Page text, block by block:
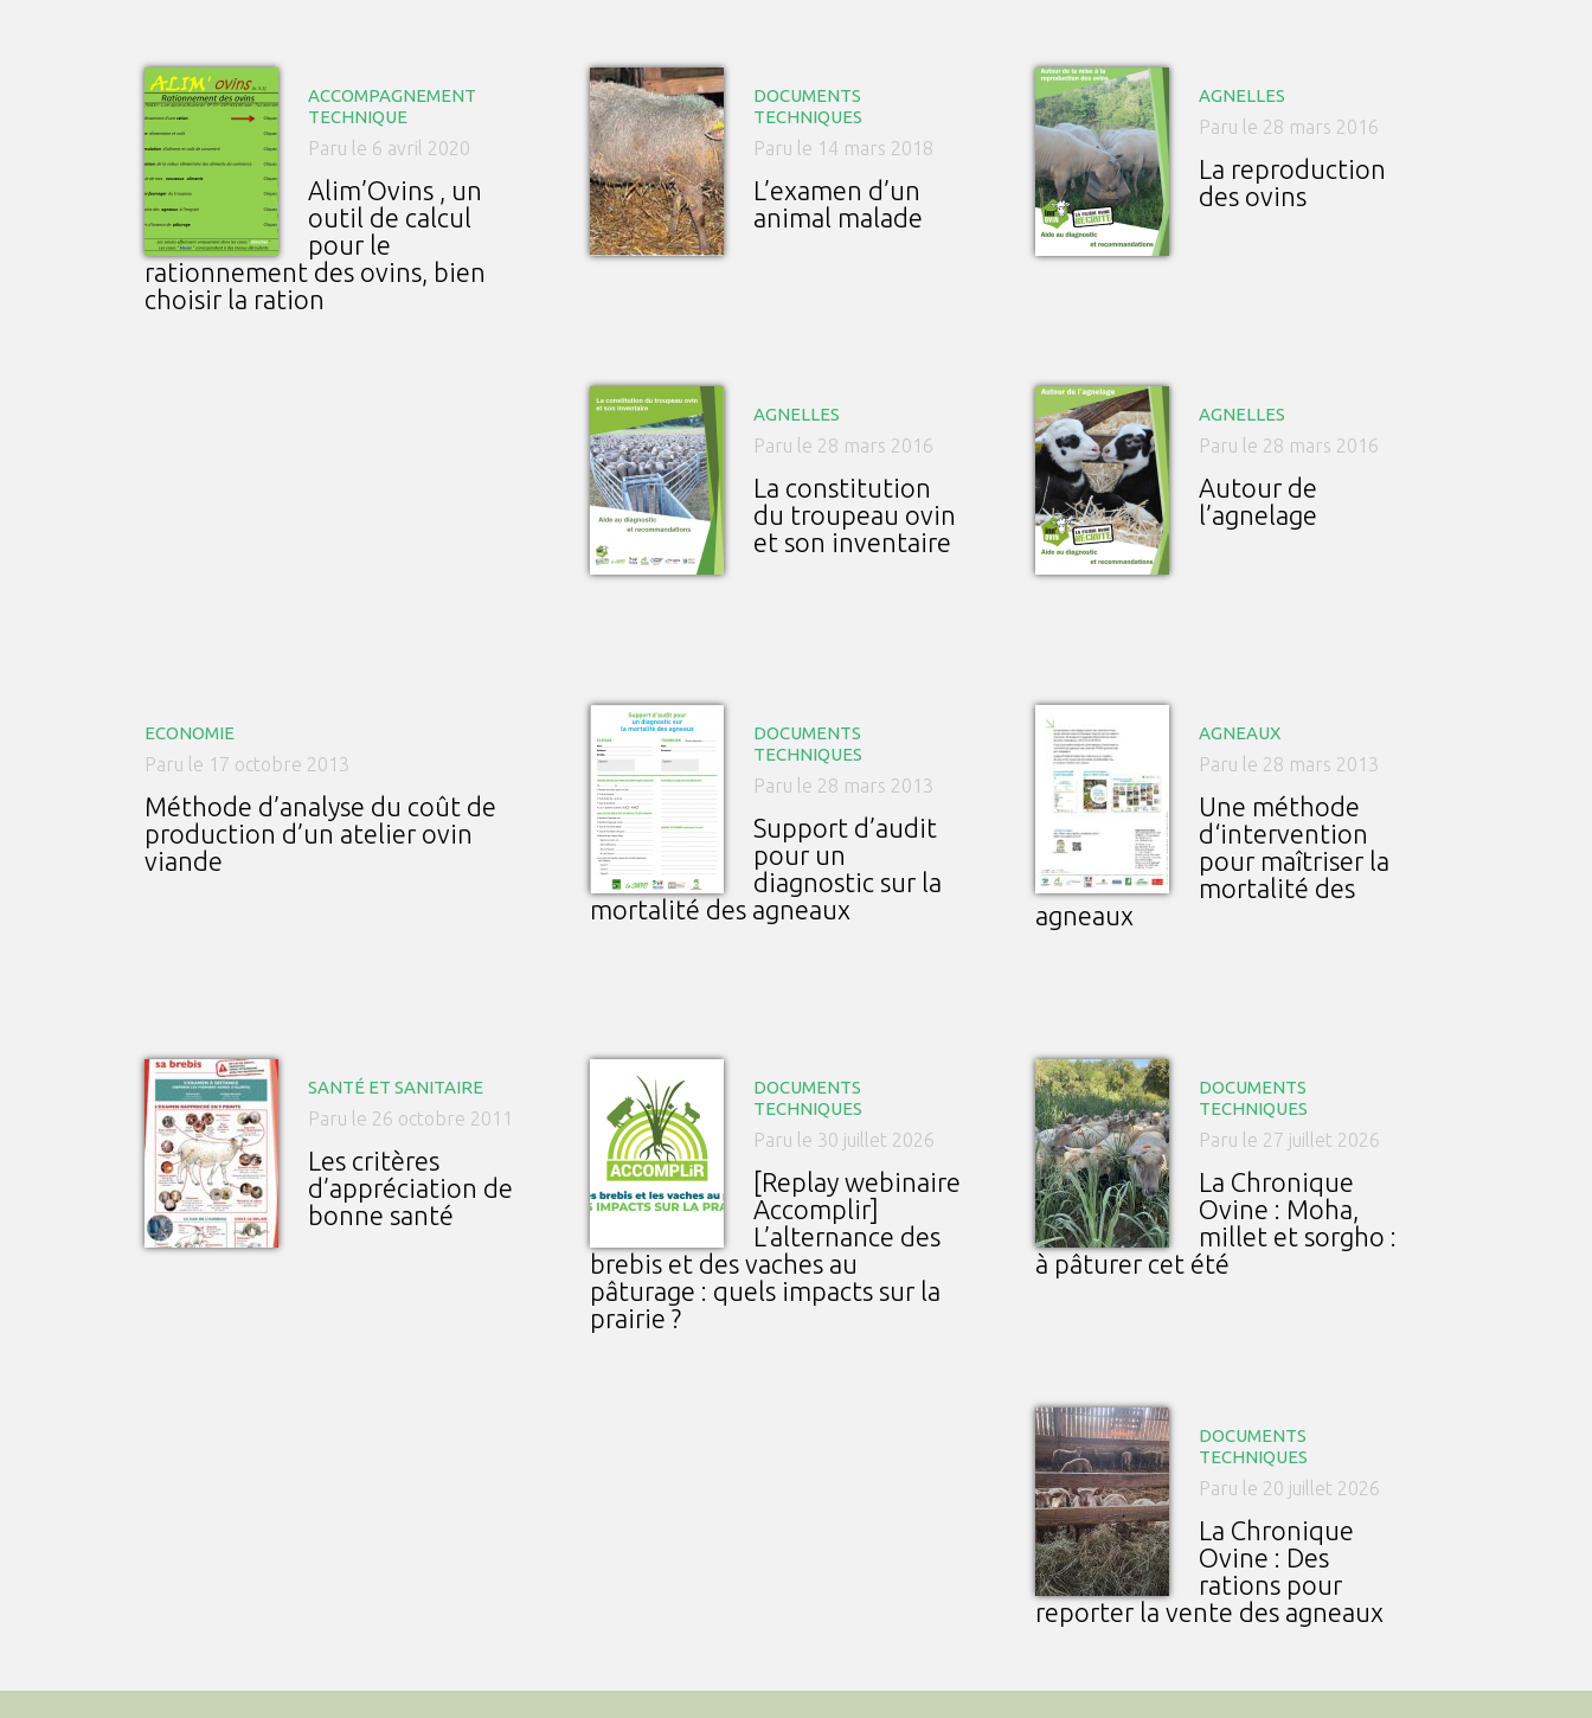
ACCOMPAGNEMENT
TECHNIQUE
Paru le 6 avril 2020
Alim’Ovins , un
outil de calcul
pour le
rationnement des ovins, bien
choisir la ration
DOCUMENTS
TECHNIQUES
Paru le 14 mars 2018
L’examen d’un
animal malade
AGNELLES
Paru le 28 mars 2016
La reproduction
des ovins
AGNELLES
Paru le 28 mars 2016
La constitution
du troupeau ovin
et son inventaire
AGNELLES
Paru le 28 mars 2016
Autour de
l’agnelage
ECONOMIE
Paru le 17 octobre 2013
Méthode d’analyse du coût de
production d’un atelier ovin
viande
DOCUMENTS
TECHNIQUES
Paru le 28 mars 2013
Support d’audit
pour un
diagnostic sur la
mortalité des agneaux
AGNEAUX
Paru le 28 mars 2013
Une méthode
d‘intervention
pour maîtriser la
mortalité des
agneaux
SANTÉ ET SANITAIRE
Paru le 26 octobre 2011
Les critères
d’appréciation de
bonne santé
DOCUMENTS
TECHNIQUES
Paru le 30 juillet 2026
[Replay webinaire
Accomplir]
L’alternance des
brebis et des vaches au
pâturage : quels impacts sur la
prairie ?
DOCUMENTS
TECHNIQUES
Paru le 27 juillet 2026
La Chronique
Ovine : Moha,
millet et sorgho :
à pâturer cet été
DOCUMENTS
TECHNIQUES
Paru le 20 juillet 2026
La Chronique
Ovine : Des
rations pour
reporter la vente des agneaux